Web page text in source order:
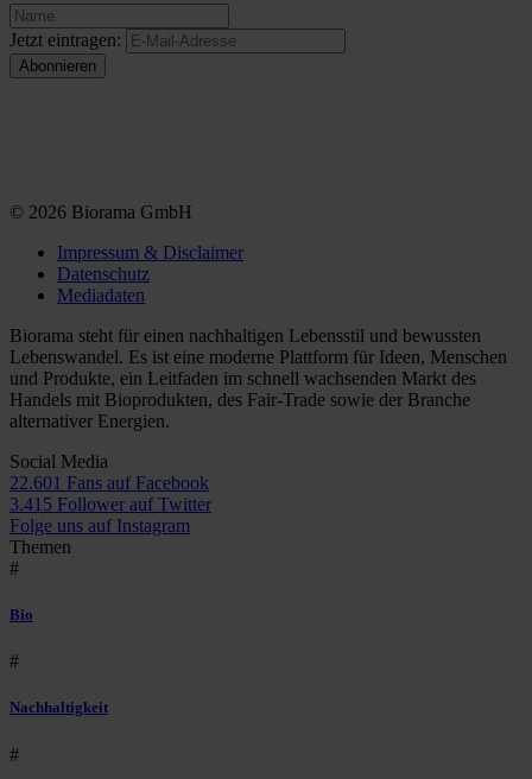
Jetzt eintragen:
© 2026 Biorama GmbH
Impressum & Disclaimer
Datenschutz
Mediadaten
Biorama steht für einen nachhaltigen Lebensstil und bewussten
Lebenswandel. Es ist eine moderne Plattform für Ideen, Menschen
und Produkte, ein Leitfaden im schnell wachsenden Markt des
Handels mit Bioprodukten, des Fair-Trade sowie der Branche
alternativer Energien.
Social Media
22.601 Fans auf Facebook
3.415 Follower auf Twitter
Folge uns auf Instagram
Themen
#
Bio
#
Nachhaltigkeit
#